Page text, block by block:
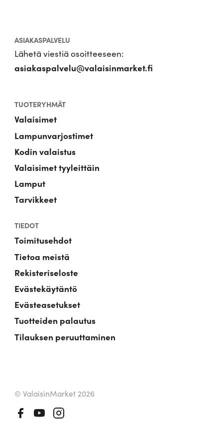
ASIAKASPALVELU
Lähetä viestiä osoitteeseen:
asiakaspalvelu@valaisinmarket.fi
TUOTERYHMÄT
Valaisimet
Lampunvarjostimet
Kodin valaistus
Valaisimet tyyleittäin
Lamput
Tarvikkeet
TIEDOT
Toimitusehdot
Tietoa meistä
Rekisteriseloste
Evästekäytäntö
Evästeasetukset
Tuotteiden palautus
Tilauksen peruuttaminen
© ValaisinMarket 2026
FacebookYoutubeInstagram